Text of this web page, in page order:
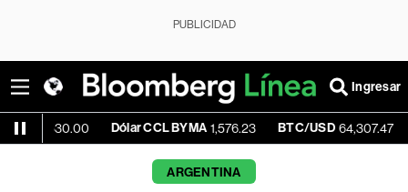
PUBLICIDAD
Ingresar
Dólar CCL BYMA 1,576.23 BTC/USD 64,307.47 -0.13%
ARGENTINA